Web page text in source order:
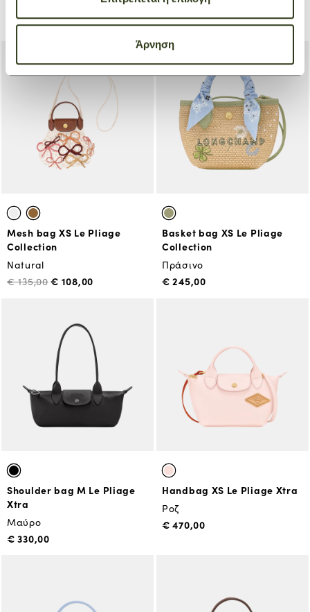
Άρνηση
€ 215,00
Natural
€ 135,00€ 108,00
Mesh bag XS Le Pliage
Collection
Natural
€ 135,00€ 108,00
Basket bag XS Le Pliage
Collection
Πράσινο
€ 245,00
Shoulder bag M Le Pliage
Xtra
Μαύρο
€ 330,00
Handbag XS Le Pliage Xtra
Ροζ
€ 470,00